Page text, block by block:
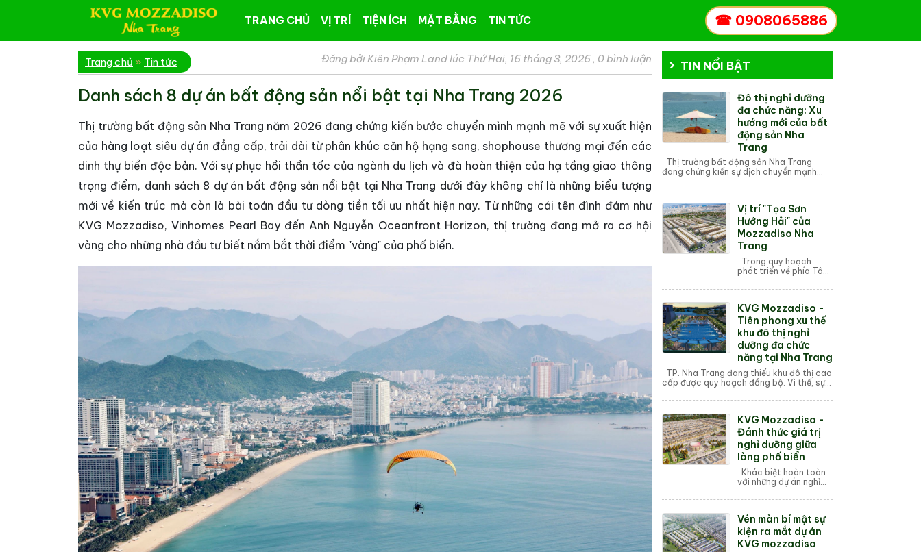
TRANG CHỦ VỊ TRÍ TIỆN ÍCH MẶT BẰNG TIN TỨC ☎ 0908065886
Trang chủ » Tin tức Đăng bởi Kiên Phạm Land lúc Thứ Hai, 16 tháng 3, 2026, 0 bình luận
Danh sách 8 dự án bất động sản nổi bật tại Nha Trang 2026
Thị trường bất động sản Nha Trang năm 2026 đang chứng kiến bước chuyển mình mạnh mẽ với sự xuất hiện
của hàng loạt siêu dự án đẳng cấp, trải dài từ phân khúc căn hộ hạng sang, shophouse thương mại đến các
dinh thự biển độc bản. Với sự phục hồi thần tốc của ngành du lịch và đà hoàn thiện của hạ tầng giao thông
trọng điểm, danh sách 8 dự án bất động sản nổi bật tại Nha Trang dưới đây không chỉ là những biểu tượng
mới về kiến trúc mà còn là bài toán đầu tư dòng tiền tối ưu nhất hiện nay. Từ những cái tên đình đám như
KVG Mozzadiso, Vinhomes Pearl Bay đến Anh Nguyễn Oceanfront Horizon, thị trường đang mở ra cơ hội
vàng cho những nhà đầu tư biết nắm bắt thời điểm "vàng" của phố biển.
TIN NỔI BẬT
Đô thị nghỉ dưỡng
đa chức năng: Xu
hướng mới của bất
động sản Nha
Trang
Thị trường bất động sản Nha Trang
đang chứng kiến sự dịch chuyển mạnh
nghỉ dưỡng truyền thống dần nh...
Vị trí "Tọa Sơn
Hướng Hải" của
Mozzadiso Nha
Trang
Trong quy hoạch
phát triển về phía Tây
KVG Mozzadiso được
nằm trên trục xương
sống Võ...
KVG Mozzadiso -
Tiên phong xu thế
khu đô thị nghỉ
dưỡng đa chức
năng tại Nha Trang
TP. Nha Trang đang thiếu khu đô thị cao
cấp được quy hoạch đồng bộ. Vì thế, sự
thành mối quan tâm ...
KVG Mozzadiso -
Đánh thức giá trị
nghỉ dưỡng giữa
lòng phố biển
Khác biệt hoàn toàn
với những dự án nghỉ
sát tại mặt biển Trần
mang đến một làn gió
mới cho thị trư...
Vén màn bí mật sự
kiện ra mắt dự án
KVG mozzadiso